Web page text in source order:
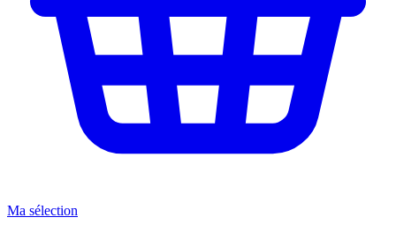
Ma sélection